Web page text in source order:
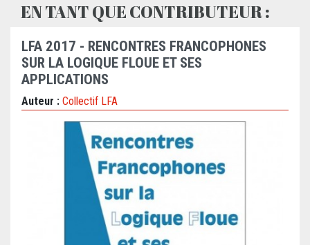
EN TANT QUE CONTRIBUTEUR :
LFA 2017 - RENCONTRES FRANCOPHONES
SUR LA LOGIQUE FLOUE ET SES
APPLICATIONS
Auteur : Collectif LFA